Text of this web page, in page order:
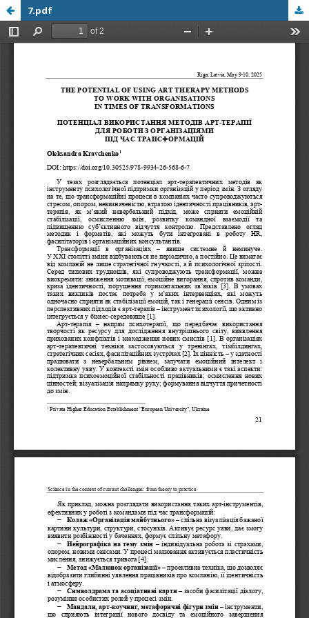
7.pdf